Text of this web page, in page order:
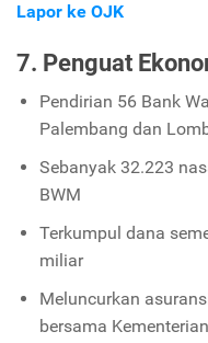
Lapor ke OJK
7. Penguat
Pendirian 56 Bank
Palembang dan
Sebanyak 32.223
BWM
Terkumpul dana
miliar
Meluncurkan
bersama